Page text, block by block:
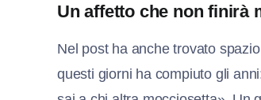
Un affetto che non finirà
Nel post ha anche trovato
questi giorni ha compiuto gli